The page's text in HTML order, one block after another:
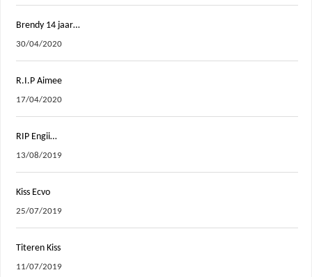
Brendy 14 jaar…
30/04/2020
R.I.P Aimee
17/04/2020
RIP Engii…
13/08/2019
Kiss Ecvo
25/07/2019
Titeren Kiss
11/07/2019